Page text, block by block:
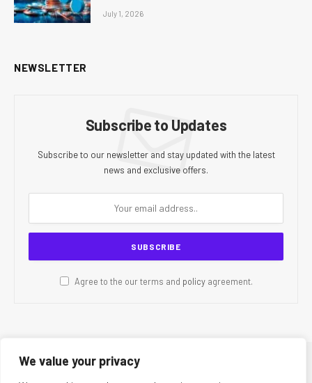
We value your privacy
July 1, 2026
NEWSLETTER
Subscribe to Updates
Subscribe to our newsletter and stay updated with the latest
news and exclusive offers.
Agree to the our terms and policyagreement.